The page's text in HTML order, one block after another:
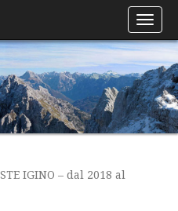
IGINO – dal 2018 al